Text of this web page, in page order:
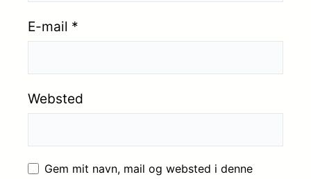
E-mail *
Websted
Gem mit navn, mail og websted i denne